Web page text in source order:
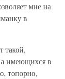
мне на
в
такой,
имеющихся в
топорно,